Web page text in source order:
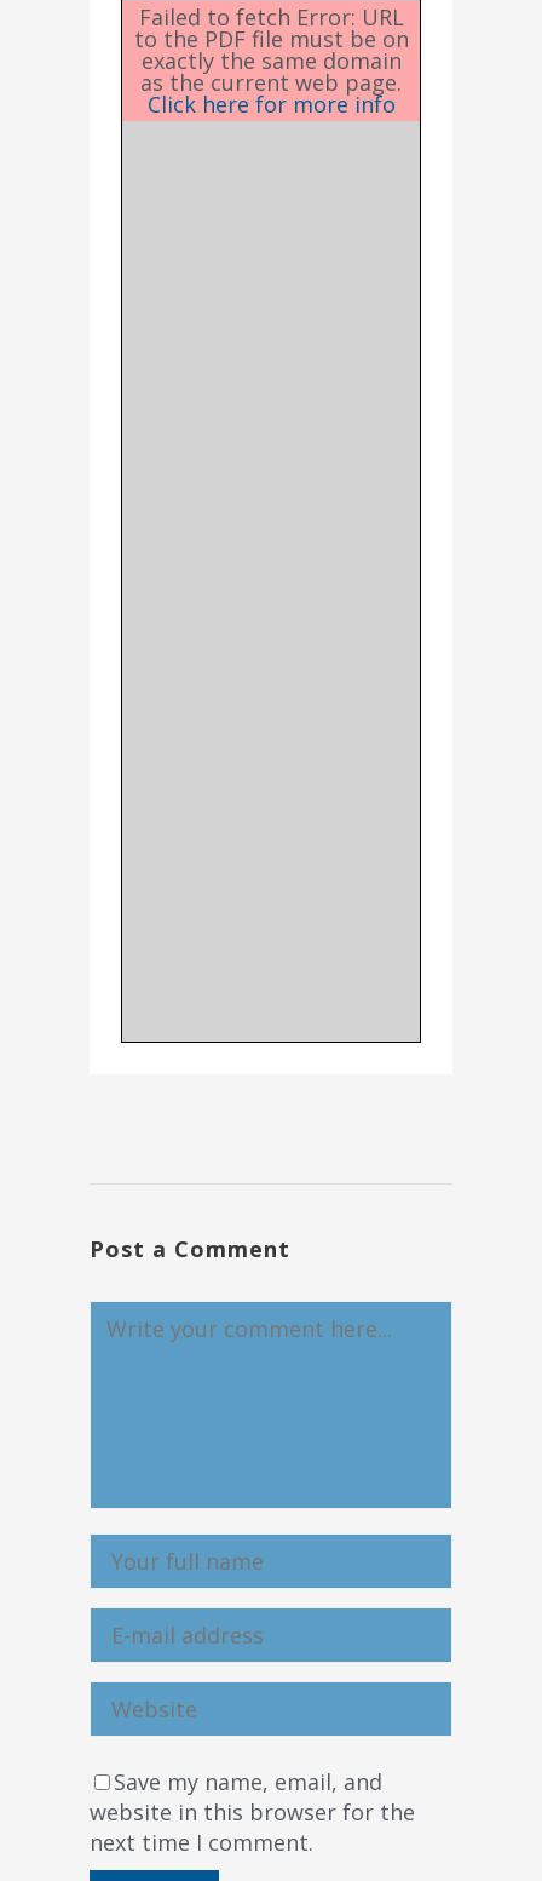
Failed to fetch Error: URL
to the PDF file must be on
exactly the same domain
as the current web page.
Click here for more info
Post a Comment
Save my name, email, and
website in this browser for the
next time I comment.